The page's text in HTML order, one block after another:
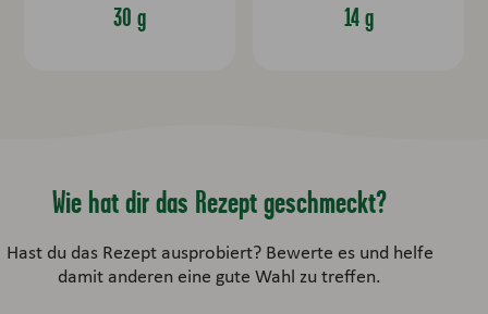
30 g 14 g
Wie hat dir das Rezept geschmeckt?
Hast du das Rezept ausprobiert? Bewerte es und helfe
damit anderen eine gute Wahl zu treffen.